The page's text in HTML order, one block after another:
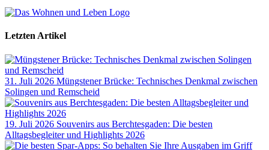
Letzten Artikel
31. Juli 2026 Müngstener Brücke: Technisches Denkmal zwischen
Solingen und Remscheid
19. Juli 2026 Souvenirs aus Berchtesgaden: Die besten
Alltagsbegleiter und Highlights 2026